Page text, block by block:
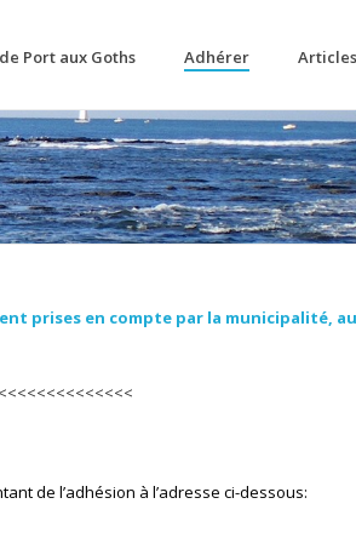
Port aux Goths Adhérer
prises en compte par la municipalité,
de l’adhésion à l’adresse ci-dessous: